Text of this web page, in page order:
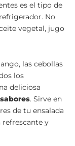
es el tipo de
No
vegetal, jugo
las cebollas
los
deliciosa
. Sirve en
de tu ensalada
y